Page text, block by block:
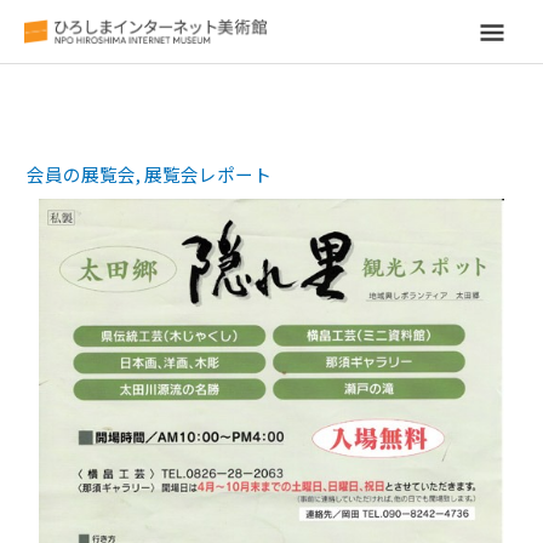
メ
メ
ニ
ュ
会員の展覧会,展覧会レポート